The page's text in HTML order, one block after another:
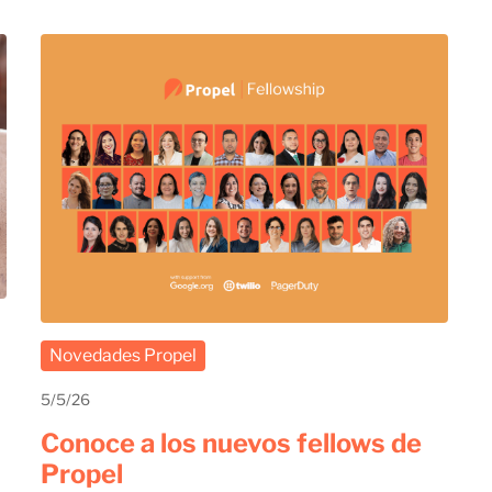
Novedades Propel
5/5/26
Conoce a los nuevos fellows de
Propel